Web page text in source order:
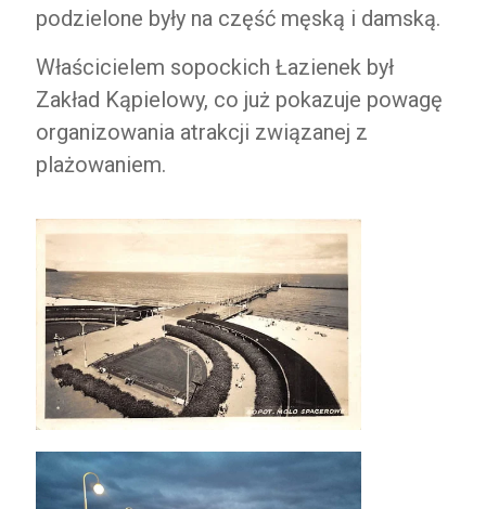
podzielone były na część męską i damską.
Właścicielem sopockich Łazienek był
Zakład Kąpielowy, co już pokazuje powagę
organizowania atrakcji związanej z
plażowaniem.